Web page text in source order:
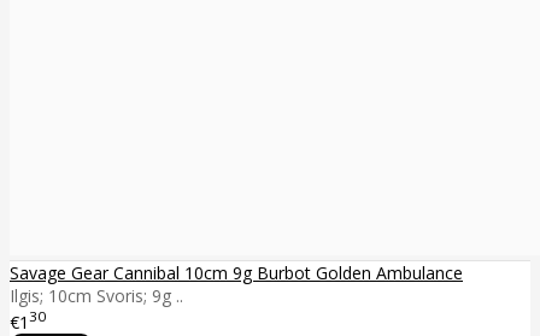
Savage Gear Cannibal 10cm 9g Burbot Golden Ambulance
Ilgis; 10cm Svoris; 9g ..
€1 30